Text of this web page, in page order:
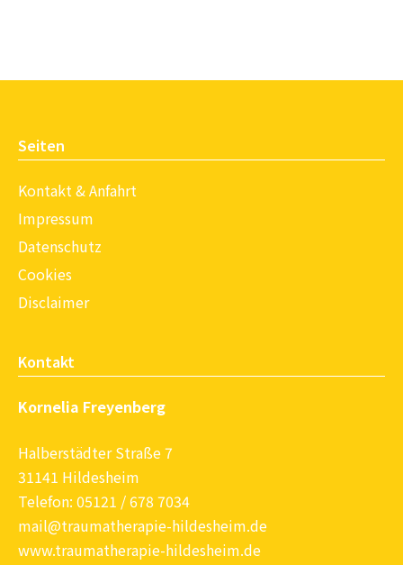
Seiten
Kontakt & Anfahrt
Impressum
Datenschutz
Cookies
Disclaimer
Kontakt
Kornelia Freyenberg
Halberstädter Straße 7
31141 Hildesheim
Telefon: 05121 / 678 7034
mail@traumatherapie-hildesheim.de
www.traumatherapie-hildesheim.de